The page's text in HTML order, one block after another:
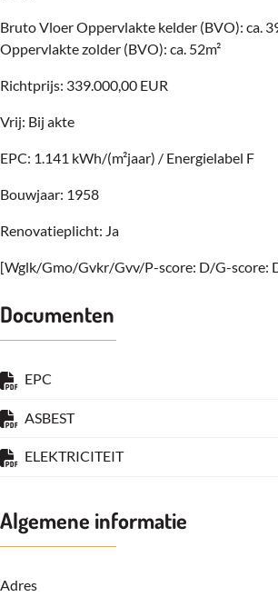
Bruto Vloer Oppervlakte kelder (BVO): ca.
Oppervlakte zolder (BVO): ca. 52m²
Richtprijs: 339.000,00 EUR
Vrij: Bij akte
EPC: 1.141 kWh/(m²jaar) / Energielabel F
Bouwjaar: 1958
Renovatieplicht: Ja
[Wglk/Gmo/Gvkr/Gvv/P-score: D/G-score:
Documenten
EPC
ASBEST
ELEKTRICITEIT
Algemene informatie
Adres